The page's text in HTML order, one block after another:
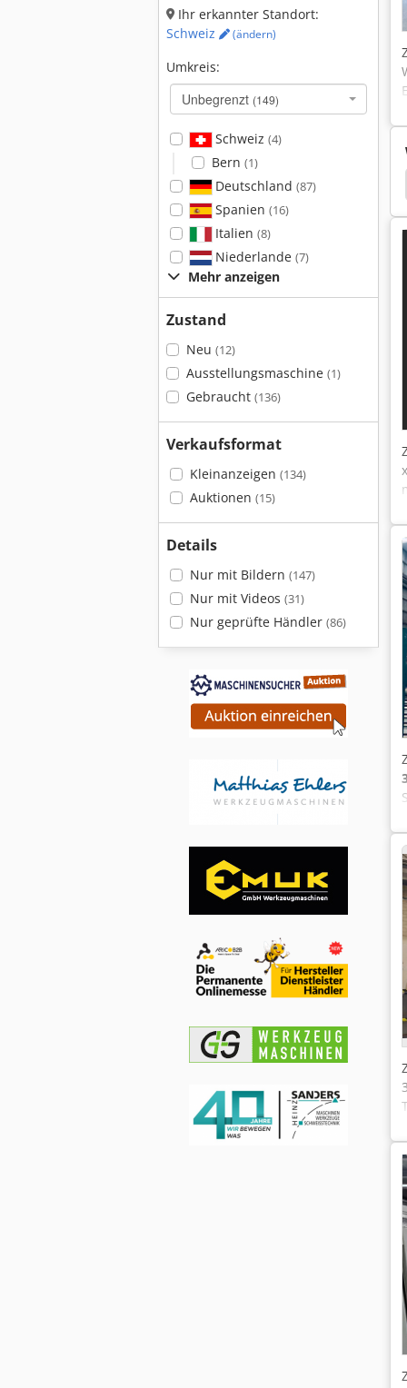
Ihr erkannter Standort:
Schweiz
(ändern)
Umkreis:
Unbegrenzt (149)
Schweiz (4)
Bern (1)
Deutschland (87)
Spanien (16)
Italien (8)
Niederlande (7)
Mehr anzeigen
Zustand
Neu (12)
Ausstellungsmaschine (1)
Gebraucht (136)
Verkaufsformat
Kleinanzeigen (134)
Auktionen (15)
Details
Nur mit Bildern (147)
Nur mit Videos (31)
Nur geprüfte Händler (86)
Zimmermann Zimmerman